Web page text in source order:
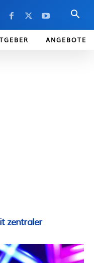
ANGEBOTE
zentraler